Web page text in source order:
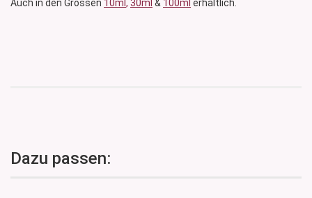
Auch in den Grössen 10ml , 30ml & 100ml erhältlich.
Dazu passen: